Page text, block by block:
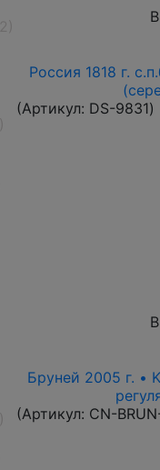
Россия 1818 г.
(Артикул: DS-9831)
Бруней 2005 г. •
(Артикул: CN-